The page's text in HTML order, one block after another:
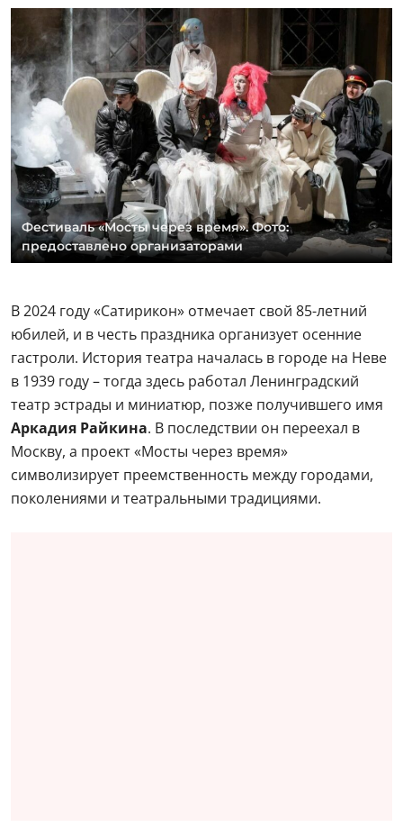
Фестиваль «Мосты через время». Фото:
предоставлено организаторами
В 2024 году «Сатирикон» отмечает свой 85-летний
юбилей, и в честь праздника организует осенние
гастроли. История театра началась в городе на Неве
в 1939 году – тогда здесь работал Ленинградский
театр эстрады и миниатюр, позже получившего имя
Аркадия Райкина. В последствии он переехал в
Москву, а проект «Мосты через время»
символизирует преемственность между городами,
поколениями и театральными традициями.